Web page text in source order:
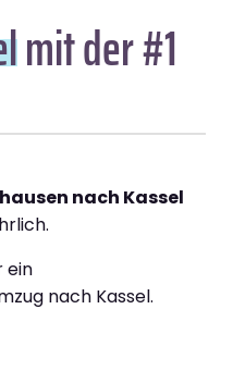
mit der #1
nach Kassel
ein
nach Kassel.